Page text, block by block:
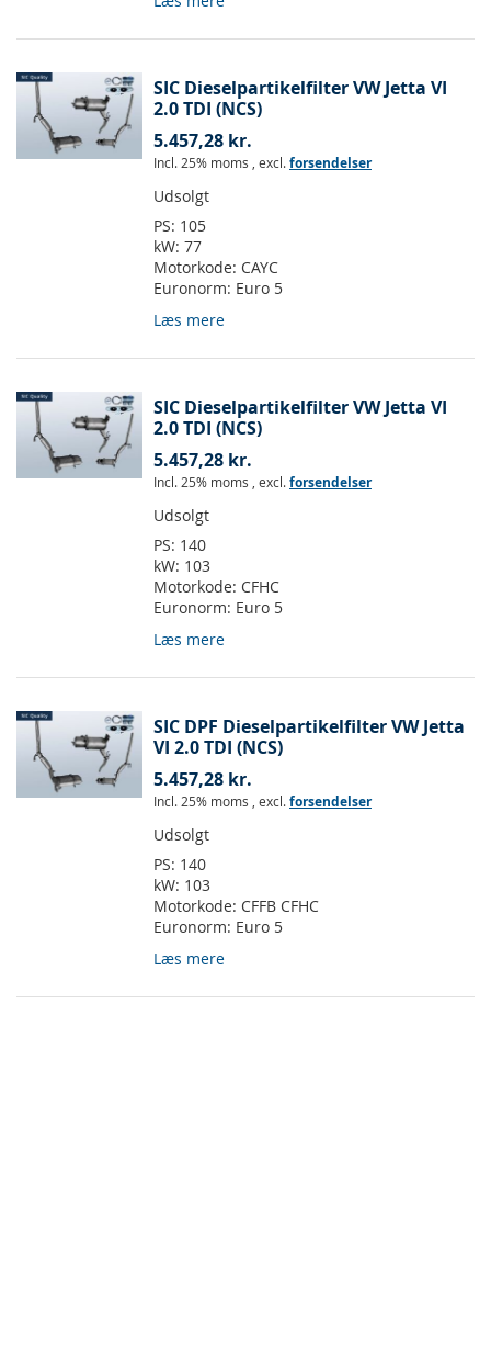
SIC Dieselpartikelfilter VW Jetta VI
2.0 TDI (NCS)
5.457,28 kr.
Incl. 25% moms , excl.forsendelser
Udsolgt
PS: 105
kW: 77
Motorkode: CAYC
Euronorm: Euro 5
Læs mere
SIC Dieselpartikelfilter VW Jetta VI
2.0 TDI (NCS)
5.457,28 kr.
Incl. 25% moms , excl.forsendelser
Udsolgt
PS: 140
kW: 103
Motorkode: CFHC
Euronorm: Euro 5
Læs mere
SIC DPF Dieselpartikelfilter VW Jetta
VI 2.0 TDI (NCS)
5.457,28 kr.
Incl. 25% moms , excl.forsendelser
Udsolgt
PS: 140
kW: 103
Motorkode: CFFB CFHC
Euronorm: Euro 5
Læs mere